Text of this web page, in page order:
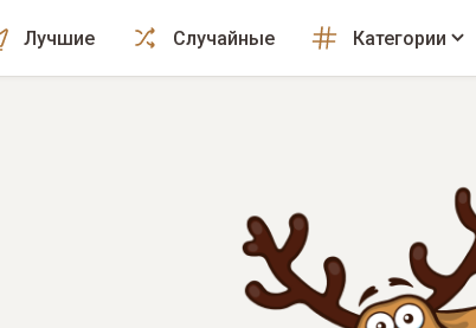
Лучшие Случайные Категории